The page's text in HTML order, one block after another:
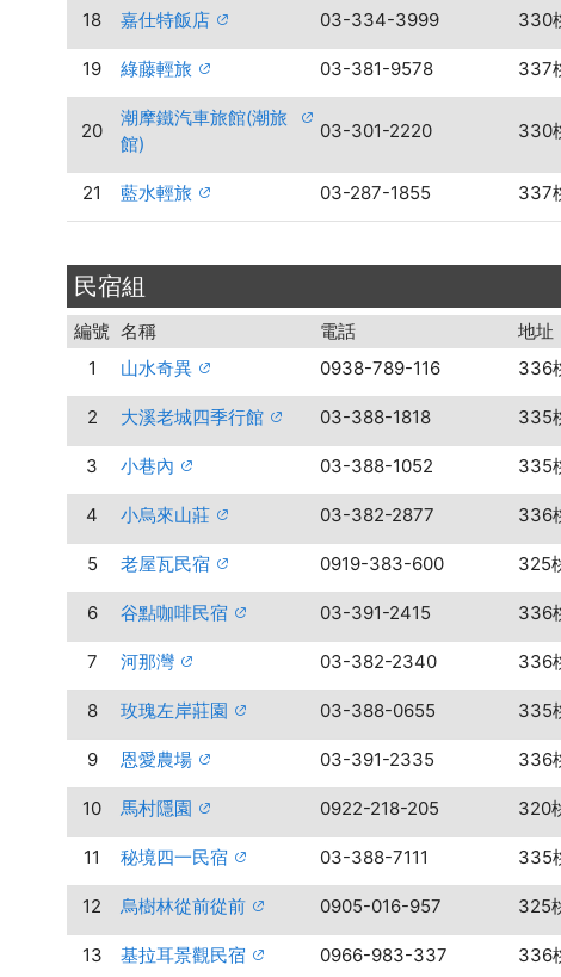
18 嘉仕特飯店 03-334-3999 330
19 綠藤輕旅 03-381-9578 337
20
潮摩鐵汽車旅館(潮旅
館)
03-301-2220 330
21 藍水輕旅 03-287-1855 337
民宿組
編號 名稱 電話
地址
1
山水奇異 0938-789-116 336
2 大溪老城四季行館 03-388-1818 335
3 小巷內 03-388-1052 335
4 小烏來山莊 03-382-2877 336
5 老屋瓦民宿 0919-383-600 325
6 谷點咖啡民宿 03-391-2415 336
7 河那灣 03-382-2340 336
8 玫瑰左岸莊園 03-388-0655 335
9 恩愛農場 03-391-2335 336
10 馬村隱園 0922-218-205 320
11 秘境四一民宿 03-388-7111 335
12 烏樹林從前從前 0905-016-957 325
13 基拉耳景觀民宿 0966-983-337 336